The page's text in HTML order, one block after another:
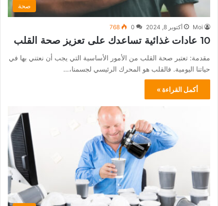
صحة
Moi أكتوبر 8, 2024 0
768
10 عادات غذائية تساعدك على تعزيز صحة القلب
مقدمة: تعتبر صحة القلب من الأمور الأساسية التي يجب أن نعتني بها في
حياتنا اليومية. فالقلب هو المحرك الرئيسي لجسمنا،…
أكمل القراءة »